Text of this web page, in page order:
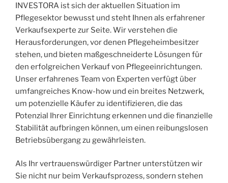
INVESTORA ist sich der aktuellen Situation im
Pflegesektor bewusst und steht Ihnen als erfahrener
Verkaufsexperte zur Seite. Wir verstehen die
Herausforderungen, vor denen Pflegeheimbesitzer
stehen, und bieten maßgeschneiderte Lösungen für
den erfolgreichen Verkauf von Pflegeeinrichtungen.
Unser erfahrenes Team von Experten verfügt über
umfangreiches Know-how und ein breites Netzwerk,
um potenzielle Käufer zu identifizieren, die das
Potenzial Ihrer Einrichtung erkennen und die finanzielle
Stabilität aufbringen können, um einen reibungslosen
Betriebsübergang zu gewährleisten.
Als Ihr vertrauenswürdiger Partner unterstützen wir
Sie nicht nur beim Verkaufsprozess, sondern stehen